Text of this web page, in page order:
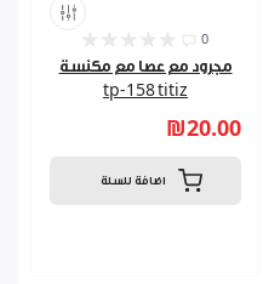
0
مجرود مع عصا مع مكنسة
tp-158 titiz
₪20.00
اضافة للسلة